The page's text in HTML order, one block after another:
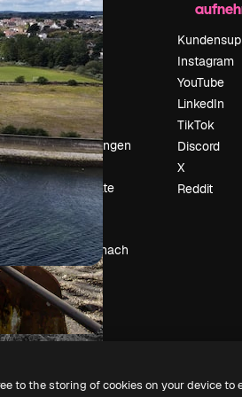
Preise
Über uns
Reviews
Karriere
Suchtrends
Blog
Veranstaltungen
Slidesgo
Deine Inhalte
verkaufen
Pressesaal
Suchst du nach
magnific.ai
Instagram
YouTube
LinkedIn
TikTok
Discord
X
Reddit
to the storing of cookies on your device to